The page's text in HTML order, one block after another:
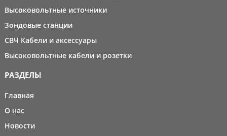
Высоковольтные источники
Зондовые станции
СВЧ Кабели и аксессуары
Высоковольтные кабели и розетки
РАЗДЕЛЫ
Главная
О нас
Новости